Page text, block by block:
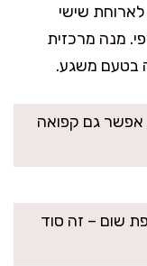
מושלם לארוחת שישי
מנה מרכזית
בטעם משגע.
אפשר גם קפואה
שום – זה סוד